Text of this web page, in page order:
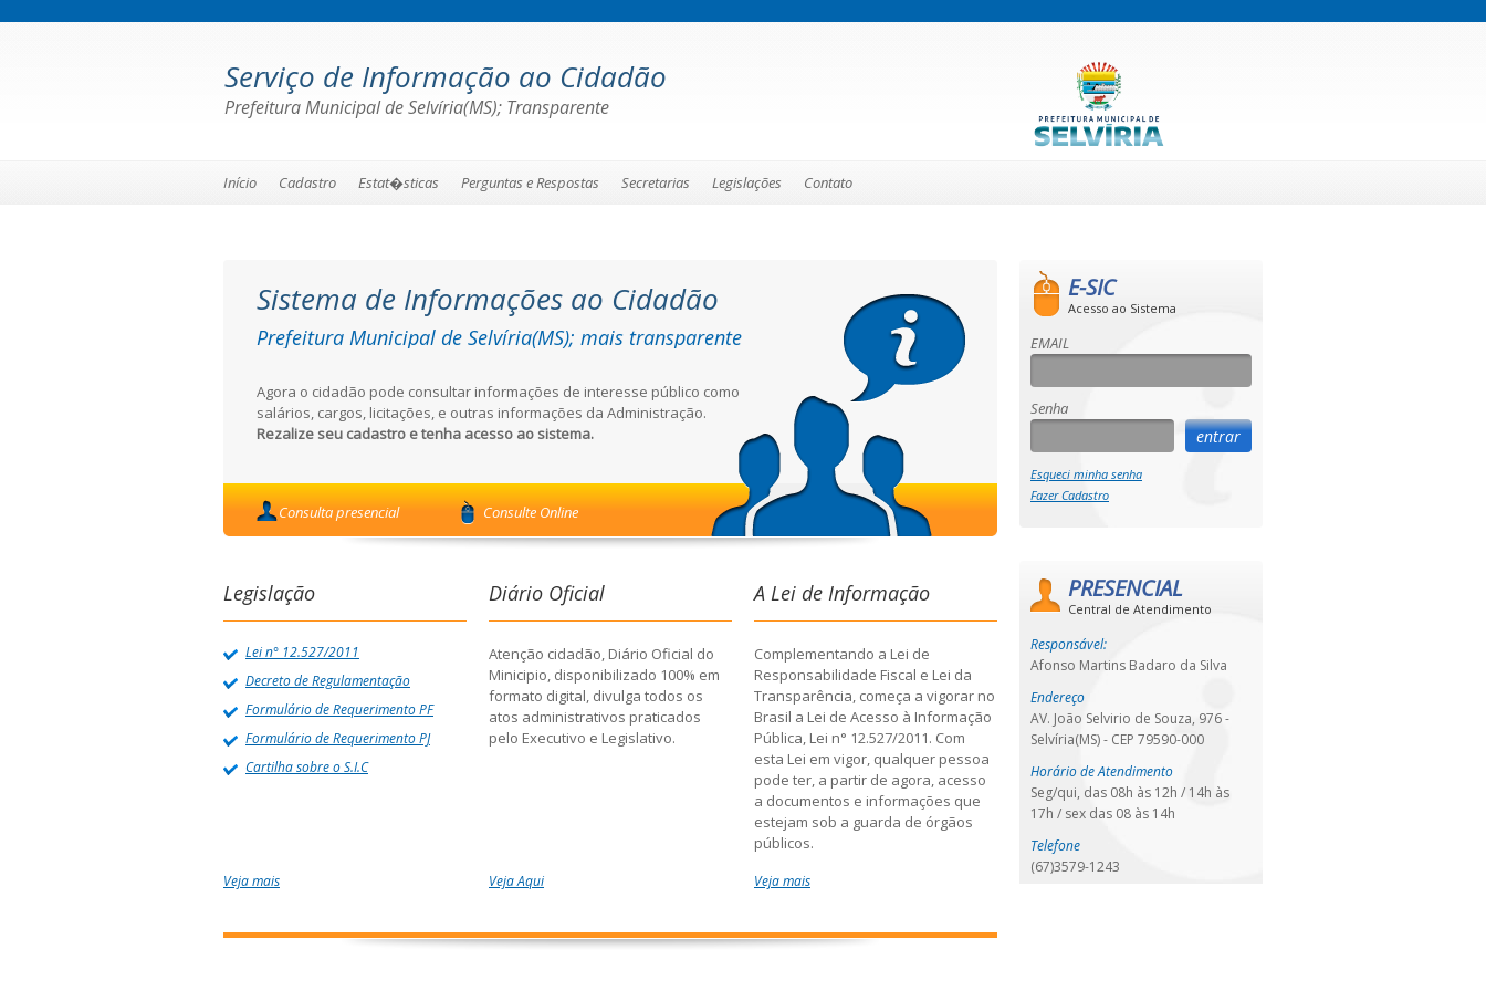
Serviço de Informação ao Cidadão
Prefeitura Municipal de Selvíria(MS); Transparente
Início Cadastro Estat�sticas Perguntas e Respostas Secretarias Legislações Contato
Sistema de Informações ao Cidadão
Prefeitura Municipal de Selvíria(MS); mais transparente
Agora o cidadão pode consultar informações de interesse público como
salários, cargos, licitações, e outras informações da Administração.
Rezalize seu cadastro e tenha acesso ao sistema.
Consulta presencial Consulte Online
Legislação
Lei n° 12.527/2011
Decreto de Regulamentação
Formulário de Requerimento PF
Formulário de Requerimento PJ
Cartilha sobre o S.I.C
Veja mais
Diário Oficial
Atenção cidadão, Diário Oficial do
Minicipio, disponibilizado 100% em
formato digital, divulga todos os
atos administrativos praticados
pelo Executivo e Legislativo.
Veja Aqui
A Lei de Informação
Complementando a Lei de
Responsabilidade Fiscal e Lei da
Transparência, começa a vigorar no
Brasil a Lei de Acesso à Informação
Pública, Lei n° 12.527/2011. Com
esta Lei em vigor, qualquer pessoa
pode ter, a partir de agora, acesso
a documentos e informações que
estejam sob a guarda de órgãos
públicos.
Todos os órgãos deverão fornecer
que haja necessidade de o
Veja mais
E-SIC
Acesso ao Sistema
EMAIL
Senha
Esqueci minha senha
Fazer Cadastro
PRESENCIAL
Central de Atendimento
Responsável:
Afonso Martins Badaro da Silva
Endereço
AV. João Selvirio de Souza, 976 -
Selvíria(MS) - CEP 79590-000
Horário de Atendimento
Seg/qui, das 08h às 12h / 14h às
17h / sex das 08 às 14h
Telefone
(67)3579-1243